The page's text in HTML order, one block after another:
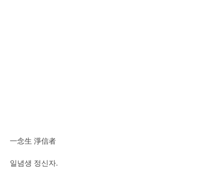
一念生 淨信者
일념생 정신자.